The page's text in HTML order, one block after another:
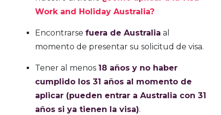
Work and Holiday Australia?
Encontrarse fuera de Australia al
momento de presentar su solicitud de visa.
Tener al menos 18 años y no haber
cumplido los 31 años al momento de
aplicar (pueden entrar a Australia con 31
años si ya tienen la visa).